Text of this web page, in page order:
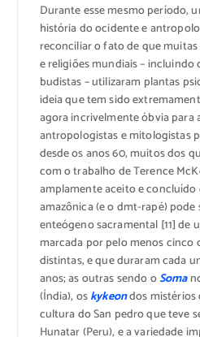
Durante esse mesmo período,
história do ocidente e
reconciliar o fato de que
e religiões mundiais – incluindo
budistas – utilizaram plantas
ideia que tem sido
agora incrivelmente óbvia para
antropologistas e mitologistas
desde os anos 60, muitos dos
com o trabalho de Terence
amplamente aceito e concluído
amazônica (e o dmt-rapé)
enteógeno sacramental [11] de
marcada por pelo menos cinco
distintas, e que duraram cada
anos; as outras sendo oSoma
(Índia), oskykeondos mistérios
cultura do San pedro que teve
Hunatar (Peru), e a variedade